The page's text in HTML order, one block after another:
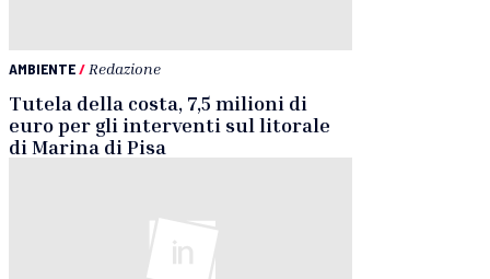
AMBIENTE/ Redazione
Tutela della costa, 7,5 milioni di
euro per gli interventi sul litorale
di Marina di Pisa